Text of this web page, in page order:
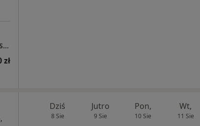
UNA MEDICA Centrum Medycyny Funkcjonalnej i Stylu Życia
zł
Dziś
8 Sie
Jutro
9 Sie
Pon,
10 Sie
Wt,
11 Sie